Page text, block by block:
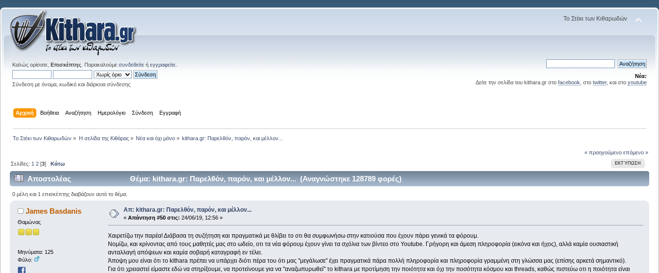
Το Στέκι των Κιθαρωδών
Καλώς ορίσατε, Επισκέπτης . Παρακαλούμε συνδεθείτε ή εγγραφείτε
Σύνδεση με όνομα, κωδικό και διάρκεια σύνδεσης
Νέα:
Δείτε την σελίδα του kithara.gr στο facebook , στο twitter, και στο youtube
Αρχική Βοήθεια Αναζήτηση Ημερολόγιο Σύνδεση Εγγραφή
Το Στέκι των Κιθαρωδών » Η σελίδα της Κιθάρας» Νέα και όχι μόνο» kithara.gr: Παρελθόν, παρόν, και μέλλον...
« προηγούμενο επόμενο »
ΕΚΤΎΠΩΣΗ
Σελίδες: 1 2 [3]Κάτω
Αποστολέας Θέμα: kithara.gr: Παρελθόν, παρόν, και μέλλον... (Αναγνώστηκε 128789 φορές)
0 μέλη και 1 επισκέπτης διαβάζουν αυτό το θέμα.
James Basdanis
Θαμώνας
Μηνύματα: 125
Φύλο:
Απ: kithara.gr: Παρελθόν, παρόν, και μέλλον...
« Απάντηση #50 στις: 24/06/19, 12:56 »
Χαιρετίζω την παρέα! Διάβασα τη συζήτηση και πραγματικά με θλίβει το οτι θα συμφωνήσω στην κατιούσα που έχουν πάρει γενικά τα φόρουμ.
Νομίζω, και κρίνοντας από τους μαθητές μας στο ωδείο, οτι τα νέα φόρουμ έχουν γίνει τα σχόλια των βίντεο στο Youtube. Γρήγορη και άμεση πληροφορία (εικόνα και ήχος), αλλά καμία ουσιαστική
ανταλλαγή απόψεων και καμία σοβαρή καταγραφή εν τέλει.
Άποψη μου είναι ότι το kithara πρέπει να υπάρχει διότι πέρα του ότι μας "μεγάλωσε" έχει πραγματικά πάρα πολλή πληροφορία και πληροφορία γραμμένη στη γλώσσα μας (επίσης αρκετά σημαντικό).
Για ότι χρειαστεί είμαστε εδώ να στηρίξουμε, να προτείνουμε για να "αναζωπυρωθεί" το kithara με προτίμηση την ποιότητα και όχι την ποσότητα κόσμου και threads, καθώς πιστεύω οτι η ποιότητα είναι